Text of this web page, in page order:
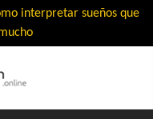
interpretar sueños que